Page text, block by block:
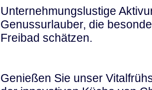
Unternehmungslustige
Genussurlauber, die
Freibad schätzen.
Genießen Sie unser